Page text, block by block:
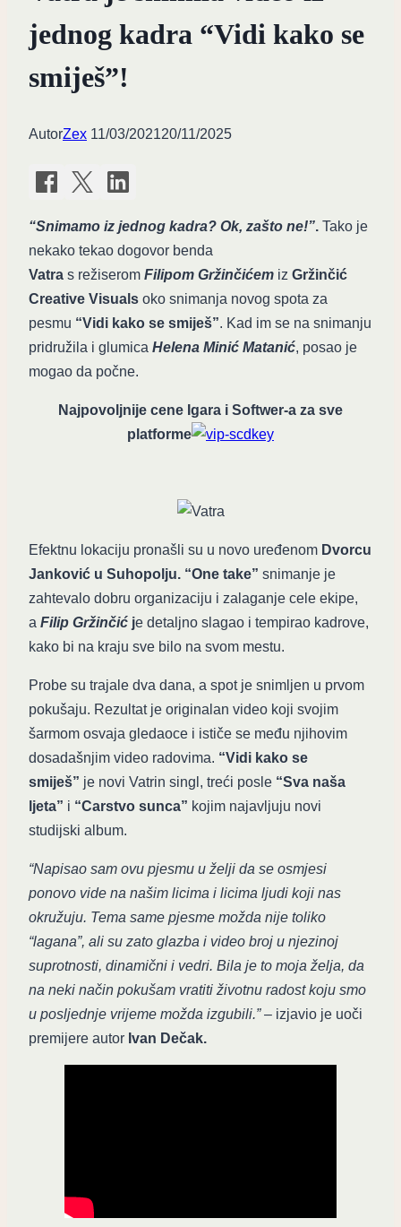
jednog kadra “Vidi kako se
smiješ”!
AutorZex 11/03/202120/11/2025
“Snimamo iz jednog kadra? Ok, zašto ne!”. Tako je
nekako tekao dogovor benda
Vatra s režiserom Filipom Gržinčićem iz Gržinčić
Creative Visuals oko snimanja novog spota za
pesmu “Vidi kako se smiješ”. Kad im se na snimanju
pridružila i glumica Helena Minić Matanić, posao je
mogao da počne.
Najpovoljnije cene Igara i Softwer-a za sve
platforme
Efektnu lokaciju pronašli su u novo uređenom Dvorcu
Janković u Suhopolju. “One take” snimanje je
zahtevalo dobru organizaciju i zalaganje cele ekipe,
a Filip Gržinčić je detaljno slagao i tempirao kadrove,
kako bi na kraju sve bilo na svom mestu.
Probe su trajale dva dana, a spot je snimljen u prvom
pokušaju. Rezultat je originalan video koji svojim
šarmom osvaja gledaoce i ističe se među njihovim
dosadašnjim video radovima. “Vidi kako se
smiješ” je novi Vatrin singl, treći posle “Sva naša
ljeta” i “Carstvo sunca” kojim najavljuju novi
studijski album.
“Napisao sam ovu pjesmu u želji da se osmjesi
ponovo vide na našim licima i licima ljudi koji nas
okružuju. Tema same pjesme možda nije toliko
“lagana”, ali su zato glazba i video broj u njezinoj
suprotnosti, dinamični i vedri. Bila je to moja želja, da
na neki način pokušam vratiti životnu radost koju smo
u posljednje vrijeme možda izgubili.”– izjavio je uoči
premijere autor Ivan Dečak.